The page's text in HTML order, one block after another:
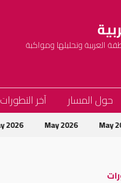
العربية وتحليلها ومواكبة
حول المسار آخر التطورات
May 2026 May 2026